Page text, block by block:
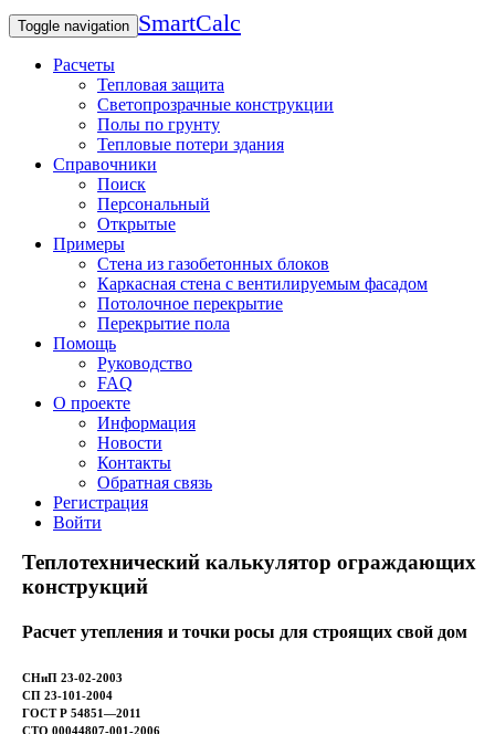
Toggle navigation SmartCalc
Расчеты
Тепловая защита
Светопрозрачные конструкции
Полы по грунту
Тепловые потери здания
Справочники
Поиск
Персональный
Открытые
Примеры
Стена из газобетонных блоков
Каркасная стена с вентилируемым фасадом
Потолочное перекрытие
Перекрытие пола
Помощь
Руководство
FAQ
О проекте
Информация
Новости
Контакты
Обратная связь
Регистрация
Войти
Теплотехнический калькулятор ограждающих
конструкций
Расчет утепления и точки росы для строящих свой дом
СНиП 23-02-2003
СП 23-101-2004
ГОСТ Р 54851—2011
СТО 00044807-001-2006